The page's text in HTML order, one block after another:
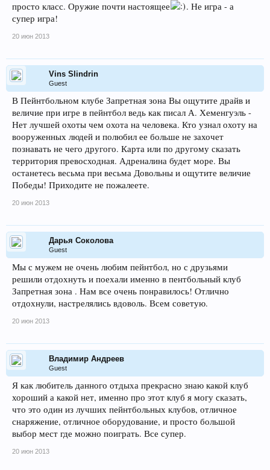
просто класс. Оружие почти настоящее
. Не игра - а
супер игра!
20 июн 2013
Vins Slindrin
Guest
В Пейнтбольном клубе Запретная зона Вы ощутите драйв и
величие при игре в пейнтбол ведь как писал А. Хеменгуэль -
Нет лучшей охоты чем охота на человека. Кто узнал охоту на
вооруженных людей и полюбил ее больше не захочет
познавать не чего другого. Карта или по другому сказать
территория превосходная. Адреналина будет море. Вы
останетесь весьма при весьма Довольны и ощутите величие
Победы! Приходите не пожалеете.
20 июн 2013
Дарья Соколова
Guest
Мы с мужем не очень любим пейнтбол, но с друзьями
решили отдохнуть и поехали именно в пентбольный клуб
Запретная зона . Нам все очень понравилось! Отлично
отдохнули, настрелялись вдоволь. Всем советую.
20 июн 2013
Владимир Андреев
Guest
Я как любитель данного отдыха прекрасно знаю какой клуб
хороший а какой нет, именно про этот клуб я могу сказать,
что это один из лучших пейнтбольных клубов, отличное
снаряжение, отличное оборудование, и просто большой
выбор мест где можно поиграть. Все супер.
20 июн 2013